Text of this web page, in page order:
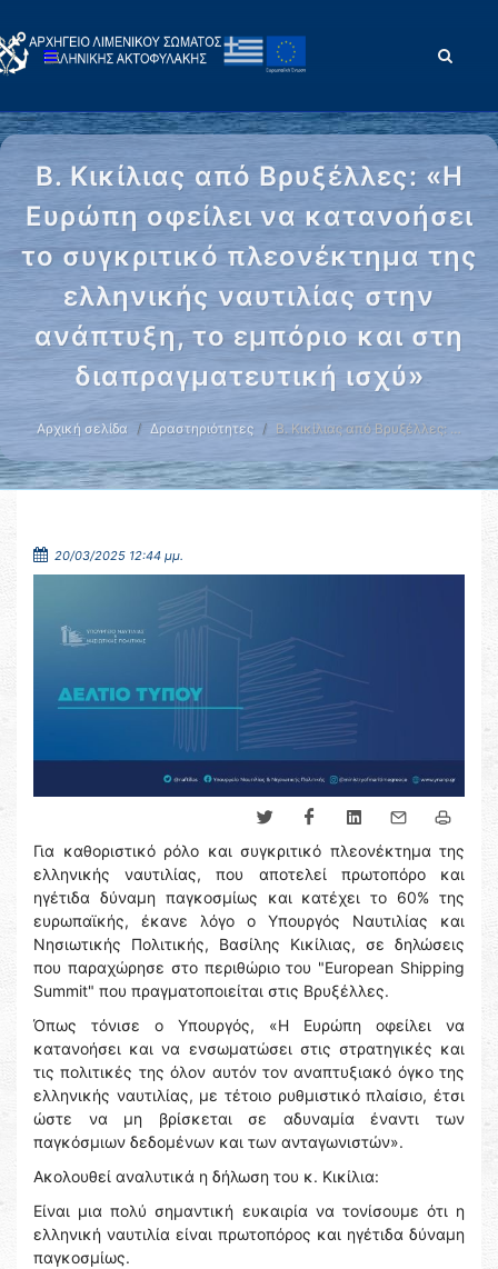
Β. Κικίλιας από Βρυξέλλες: «Η
Ευρώπη οφείλει να κατανοήσει
το συγκριτικό πλεονέκτημα της
ελληνικής ναυτιλίας στην
ανάπτυξη, το εμπόριο και στη
διαπραγματευτική ισχύ»
Αρχική σελίδα Δραστηριότητες Β. Κικίλιας από Βρυξέλλες: …
20/03/2025 12:44 μμ.
Για καθοριστικό ρόλο και συγκριτικό πλεονέκτημα της
ελληνικής ναυτιλίας, που αποτελεί πρωτοπόρο και
ηγέτιδα δύναμη παγκοσμίως και κατέχει το 60% της
ευρωπαϊκής, έκανε λόγο ο Υπουργός Ναυτιλίας και
Νησιωτικής Πολιτικής, Βασίλης Κικίλιας, σε δηλώσεις
που παραχώρησε στο περιθώριο του "European Shipping
Summit" που πραγματοποιείται στις Βρυξέλλες.
Όπως τόνισε ο Υπουργός, «Η Ευρώπη οφείλει να
κατανοήσει και να ενσωματώσει στις στρατηγικές και
τις πολιτικές της όλον αυτόν τον αναπτυξιακό όγκο της
ελληνικής ναυτιλίας, με τέτοιο ρυθμιστικό πλαίσιο, έτσι
ώστε να μη βρίσκεται σε αδυναμία έναντι των
παγκόσμιων δεδομένων και των ανταγωνιστών».
Ακολουθεί αναλυτικά η δήλωση του κ. Κικίλια:
Είναι μια πολύ σημαντική ευκαιρία να τονίσουμε ότι η
ελληνική ναυτιλία είναι πρωτοπόρος και ηγέτιδα δύναμη
παγκοσμίως.